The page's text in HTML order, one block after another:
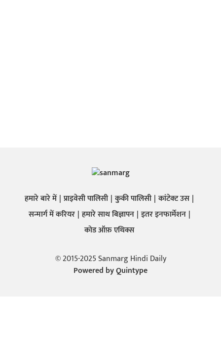
हमारे बारे में प्राइवेसी पालिसी कुकी पालिसी कांटेक्ट उस
सन्मार्ग में करियर हमारे साथ बिज्ञापन इतर इनफार्मेशन
कोड ऑफ़ एथिक्स
© 2015-2025 Sanmarg Hindi Daily
Powered byQuintype